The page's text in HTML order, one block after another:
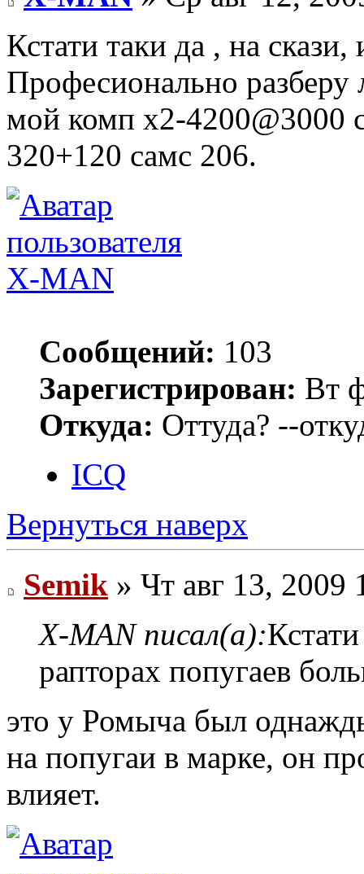
Кстати таки да , на
Професионально
мой комп х2-4200@3000
320+120 самс 206.
X-MAN
Сообщений: 103
Зарегистрирован: Вт
Откуда: Оттуда? --
ICQ
Вернуться наверх
Semik » Чт авг 13, 2009
X-MAN писал(а):
рапторах попугаев
это у Ромыча был
на попугаи в марке, он
влияет.